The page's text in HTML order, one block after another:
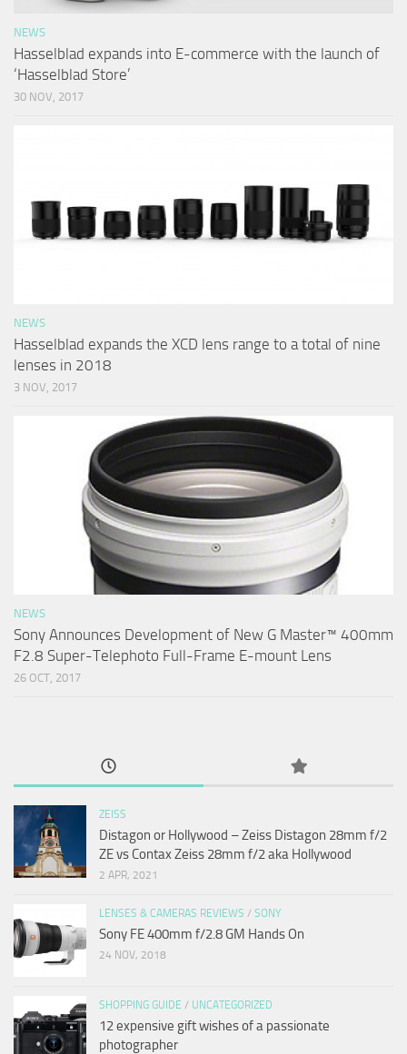
NEWS
Hasselblad expands into E-commerce with the launch of
‘Hasselblad Store’
30 NOV, 2017
NEWS
Hasselblad expands the XCD lens range to a total of nine
lenses in 2018
3 NOV, 2017
NEWS
Sony Announces Development of New G Master™ 400mm
F2.8 Super-Telephoto Full-Frame E-mount Lens
26 OCT, 2017
ZEISS
Distagon or Hollywood – Zeiss Distagon 28mm f/2
ZE vs Contax Zeiss 28mm f/2 aka Hollywood
2 APR, 2021
LENSES & CAMERAS REVIEWS / SONY
Sony FE 400mm f/2.8 GM Hands On
24 NOV, 2018
SHOPPING GUIDE / UNCATEGORIZED
12 expensive gift wishes of a passionate
photographer